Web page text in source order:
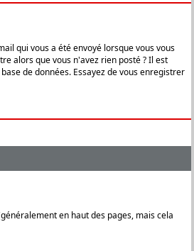
qui vous a été envoyé lorsque vous vous
alors que vous n'avez rien posté ? Il est
de données. Essayez de vous enregistrer
en haut des pages, mais cela